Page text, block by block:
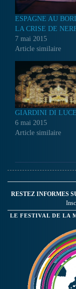
ESPAGNE AU
LA CRISE DE
7 mai 2015
Article similaire
GIARDINI DI LUCE
6 mai 2015
Article similaire
RESTEZ INFORMES
LE FESTIVAL DE LA